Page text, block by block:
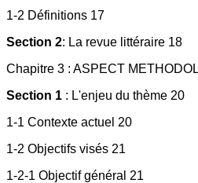
1-2 Définitions 17
Section 2: La revue littéraire 18
Chapitre 3 : ASPECT
Section 1 : L'enjeu du thème 20
1-1 Contexte actuel 20
1-2 Objectifs visés 21
1-2-1 Objectif général 21